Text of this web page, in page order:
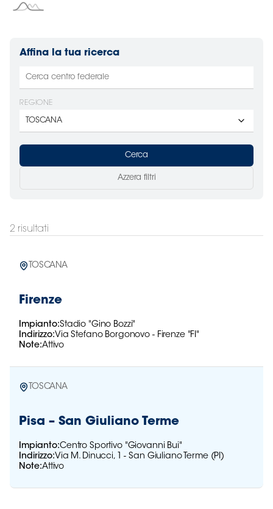
Media
Assicurazione
Affina la tua ricerca
REGIONE
Cerca
Azzera filtri
2 risultati
TOSCANA
Firenze
Impianto:Stadio "Gino Bozzi"
Indirizzo:Via Stefano Borgonovo - Firenze "FI"
Note:Attivo
TOSCANA
Pisa – San Giuliano Terme
Impianto:Centro Sportivo "Giovanni Bui"
Indirizzo:Via M. Dinucci, 1 - San Giuliano Terme (PI)
Note:Attivo